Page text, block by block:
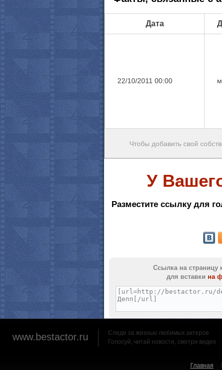
Дата
22/10/2011 00:00
Чтобы добавить свой
У
Разместите ссылку для
Ссылка на страницу
для вставки на
www.bestactor.ru
Следи за жизнью любимых актеров
Голосуй, читай новости, смотри видео
Главная